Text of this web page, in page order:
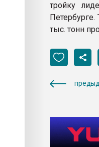
тройку
тыс. тонн